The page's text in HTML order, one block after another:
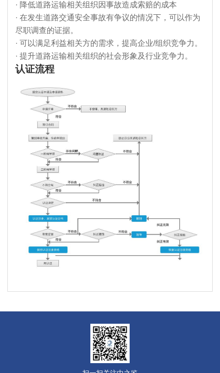
· 降低道路运输相关组织因事故造成索赔的成本
· 在发生道路交通安全事故有争议的情况下，可以作为
尽职调查的证据。
· 可以满足利益相关方的需求，提高企业/组织竞争力。
· 提升道路运输相关组织的社会形象及行业竞争力。
认证流程